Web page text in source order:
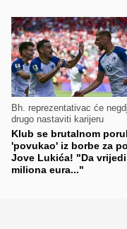
Bh. reprezentativac će
drugo nastaviti karijeru
Klub se brutalnom
'povukao' iz borbe za
Jove Lukića! "Da
miliona eura..."